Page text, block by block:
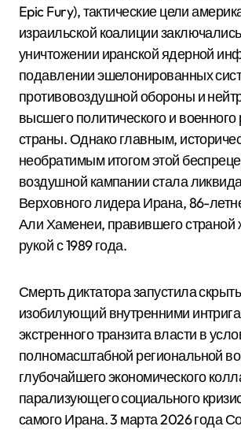
Epic Fury), тактические цели
израильской коалиции
уничтожении иранской ядерной
подавлении эшелонированных
противовоздушной обороны и
высшего политического и военного
страны.Однако главным,
необратимым итогом этой
воздушной кампании стала
Верховного лидера Ирана, 86-
Али Хаменеи, правившего страной
рукой с 1989 года.
Смерть диктатора запустила
изобилующий внутренними
экстренного транзита власти в
полномасштабной региональной
глубочайшего экономического
парализующего социального
самого Ирана. 3 марта 2026 года